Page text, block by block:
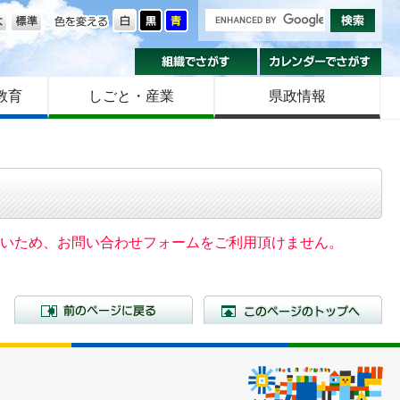
色を変える
大きさ
組織でさがす
育 しごと・産業 県政情報
ため、お問い合わせフォームをご利用頂けません。
前のページに戻る